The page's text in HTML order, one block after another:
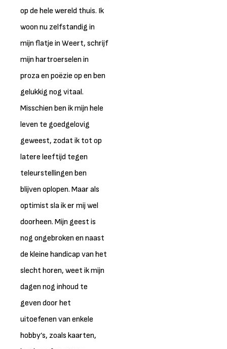
op de hele wereld thuis. Ik
woon nu zelfstandig in
mijn flatje in Weert, schrijf
mijn hartroerselen in
proza en poëzie op en ben
gelukkig nog vitaal.
Misschien ben ik mijn hele
leven te goedgelovig
geweest, zodat ik tot op
latere leeftijd tegen
teleurstellingen ben
blijven oplopen. Maar als
optimist sla ik er mij wel
doorheen. Mijn geest is
nog ongebroken en naast
de kleine handicap van het
slecht horen, weet ik mijn
dagen nog inhoud te
geven door het
uitoefenen van enkele
hobby’s, zoals kaarten,